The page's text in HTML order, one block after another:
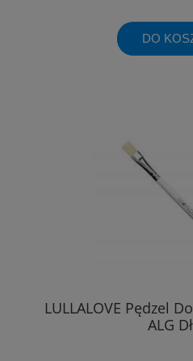
DO
LULLALOVE Pędzel
ALG